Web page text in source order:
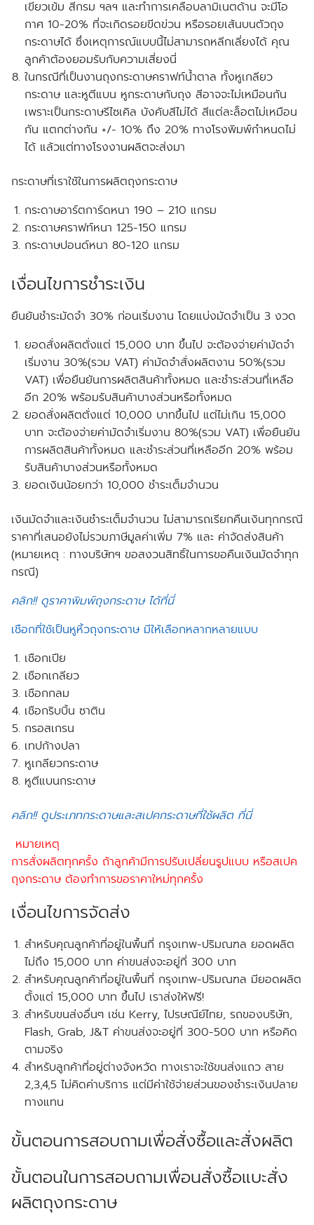
เขียวเข้ม สีกรม ฯลฯ และทำการเคลือบลามิเนตด้าน จะมีโอ
กาศ 10-20% ที่จะเกิดรอยขีดข่วน หรือรอยเส้นบนตัวถุง
กระดาษได้ ซึ่งเหตุการณ์แบบนี้ไม่สามารถหลีกเลี่ยงได้ คุณ
ลูกค้าต้องยอมรับกับความเสี่ยงนี่
ในกรณีที่เป็นงานถุงกระดาษคราฟท์น้ำตาล ทั้งหูเกลียว
กระดาษ และหูตีแบน หูกระดาษกับถุง สีอาจจะไม่เหมือนกัน
เพราะเป็นกระดาษรีไซเคิล บังคับสีไม่ได้ สีแต่ละล็อตไม่เหมือน
กัน แตกต่างกัน +/- 10% ถึง 20% ทางโรงพิมพ์กำหนดไม่
ได้ แล้วแต่ทางโรงงานผลิตจะส่งมา
กระดาษที่เราใช้ในการผลิตถุงกระดาษ
กระดาษอาร์ตการ์ดหนา 190 – 210 แกรม
กระดาษคราฟท์หนา 125-150 แกรม
กระดาษปอนด์หนา 80-120 แกรม
เงื่อนไขการชำระเงิน
ยืนยันชำระมัดจำ 30% ก่อนเริ่มงาน โดยแบ่งมัดจำเป็น 3 งวด
ยอดสั่งผลิตตั่งแต่ 15,000 บาท ขึ้นไป จะต้องจ่ายค่ามัดจำ
เริ่มงาน 30%(รวม VAT) ค่ามัดจำสั่งผลิตงาน 50%(รวม
VAT) เพื่อยืนยันการผลิตสินค้าทั้งหมด และชำระส่วนที่เหลือ
อีก 20% พร้อมรับสินค้าบางส่วนหรือทั้งหมด
ยอดสั่งผลิตตั่งแต่ 10,000 บาทขึ้นไป แต่ไม่เกิน 15,000
บาท จะต้องจ่ายค่ามัดจำเริ่มงาน 80%(รวม VAT) เพื่อยืนยัน
การผลิตสินค้าทั้งหมด และชำระส่วนที่เหลืออีก 20% พร้อม
รับสินค้าบางส่วนหรือทั้งหมด
ยอดเงินน้อยกว่า 10,000 ชำระเต็มจำนวน
เงินมัดจำและเงินชำระเต็มจำนวน ไม่สามารถเรียกคืนเงินทุกกรณี
ราคาที่เสนอยังไม่รวมภาษีมูลค่าเพิ่ม 7% และ ค่าจัดส่งสินค้า
(หมายเหตุ : ทางบริษัทฯ ขอสงวนสิทธิ์ในการขอคืนเงินมัดจำทุก
กรณี)
คลิก!! ดูราคาพิมพ์ถุงกระดาษ ได้ที่นี่
เชือกที่ใช้เป็นหูหิ้วถุงกระดาษ มีให้เลือกหลากหลายแบบ
เชือกเปีย
เชือกเกลียว
เชือกกลม
เชือกริบบิ้น ซาติน
กรอสเกรน
เทปก้างปลา
หูเกลียวกระดาษ
หูตีแบนกระดาษ
คลิก!! ดูประเภทกระดาษและสเปคกระดาษที่ใช้ผลิต ที่นี่
หมายเหตุ
การสั่งผลิตทุกครั้ง ถ้าลูกค้ามีการปรับเปลี่ยนรูปแบบ หรือสเปค
ถุงกระดาษ ต้องทำการขอราคาใหม่ทุกครั้ง
เงื่อนไขการจัดส่ง
สำหรับคุณลูกค้าที่อยู่ในพื้นที่ กรุงเทพ-ปริมณฑลยอดผลิต
ไม่ถึง 15,000 บาท ค่าขนส่งจะอยู่ที่ 300 บาท
สำหรับคุณลูกค้าที่อยู่ในพื้นที่ กรุงเทพ-ปริมณฑล มียอดผลิต
ตั้งแต่ 15,000 บาท ขึ้นไป เราส่งให้ฟรี!
สำหรับขนส่งอื่นๆ เช่น Kerry, ไปรษณีย์ไทย, รถของบริษัท,
Flash, Grab, J&T ค่าขนส่งจะอยู่ที่ 300-500 บาท หรือคิด
ตามจริง
สำหรับลูกค้าที่อยู่ต่างจังหวัด ทางเราจะใช้ขนส่งแถว สาย
2,3,4,5 ไม่คิดค่าบริการ แต่มีค่าใช้จ่ายส่วนของชำระเงินปลาย
ทางแทน
ขั้นตอนการสอบถามเพื่อสั่งซื้อและสั่งผลิต
ขั้นตอนในการสอบถามเพื่อนสั่งซื้อแบะสั่ง
ผลิตถุงกระดาษ